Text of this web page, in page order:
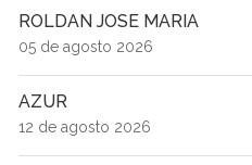
ROLDAN JOSE MARIA
05 de agosto 2026
AZUR
12 de agosto 2026